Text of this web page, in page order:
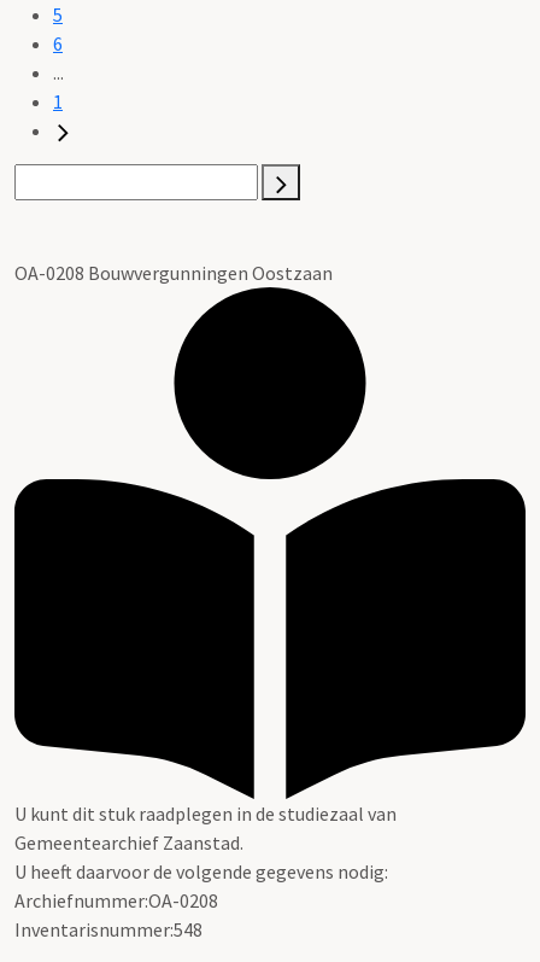
5
6
...
1
OA-0208 Bouwvergunningen Oostzaan
U kunt dit stuk raadplegen in de studiezaal van
Gemeentearchief Zaanstad.
U heeft daarvoor de volgende gegevens nodig:
Archiefnummer:OA-0208
Inventarisnummer:548